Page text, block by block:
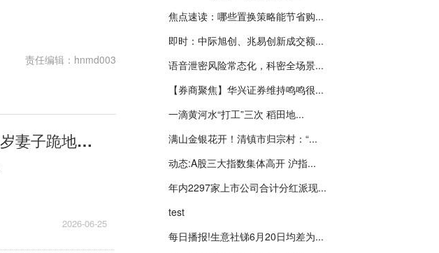
责任编辑：hnmd003
讯息：全村敲锣打鼓欢迎烈士画像回家 93岁妻子跪地痛哭亲吻“重逢”丈夫
2026-06-25
焦点速读：哪些置换策略能节省购...
即时：中际旭创、兆易创新成交额...
语音泄密风险常态化，科密全场景...
【券商聚焦】华兴证券维持鸣鸣很...
一滴黄河水“打工”三次 稻田地...
满山金银花开！清镇市归宗村：“...
动态:A股三大指数集体高开 沪指...
年内2297家上市公司合计分红派现...
test
每日播报!生意社锑6月20日均差为...